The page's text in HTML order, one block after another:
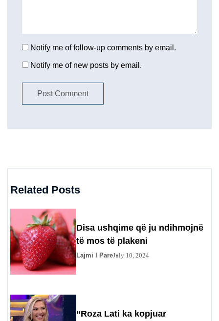
Notify me of follow-up comments by email.
Notify me of new posts by email.
Related Posts
Disa ushqime që ju ndihmojnë
të mos të plakeni
Lajmi I PareJuly 10, 2024
“Roza Lati ka kopjuar